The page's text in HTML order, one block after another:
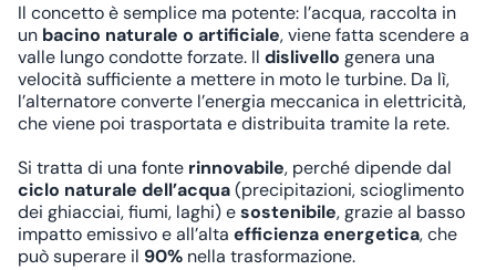
Il concetto è semplice ma potente: l’acqua, raccolta in
un bacino naturale o artificiale, viene fatta scendere a
valle lungo condotte forzate. Il dislivello genera una
velocità sufficiente a mettere in moto le turbine. Da lì,
l’alternatore converte l’energia meccanica in elettricità,
che viene poi trasportata e distribuita tramite la rete.
Si tratta di una fonte rinnovabile, perché dipende dal
ciclo naturale dell’acqua(precipitazioni, scioglimento
dei ghiacciai, fiumi, laghi) esostenibile, grazie al basso
impatto emissivo e all’alta efficienza energetica, che
può superare il 90% nella trasformazione.